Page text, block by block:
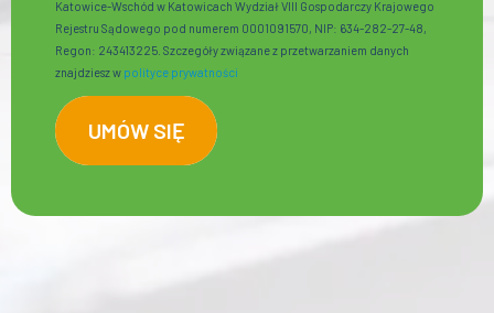
Katowice-Wschód w Katowicach Wydział VIII Gospodarczy Krajowego
Rejestru Sądowego pod numerem 0001091570, NIP: 634-282-27-48,
Regon: 243413225. Szczegóły związane z przetwarzaniem danych
znajdziesz w polityce prywatności